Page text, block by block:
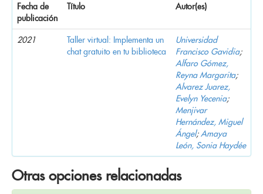
Fecha de
publicación
Título Autor(es)
2021
Taller virtual: Implementa un
chat gratuito en tu biblioteca
Universidad
Francisco Gavidia;
Alfaro Gómez,
Reyna Margarita;
Alvarez Juarez,
Evelyn Yecenia;
Menjivar
Hernández, Miguel
Ángel; Amaya
León, Sonia Haydée
Otras opciones relacionadas